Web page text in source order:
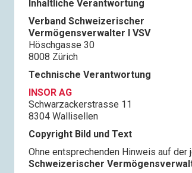
Inhaltliche Verantwortung
Verband Schweizerischer
Vermögensverwalter l VSV
Höschgasse 30
8008 Zürich
Technische Verantwortung
INSOR AG
Schwarzackerstrasse 11
8304 Wallisellen
Copyright Bild und Text
Ohne entsprechenden Hinweis auf
Schweizerischer